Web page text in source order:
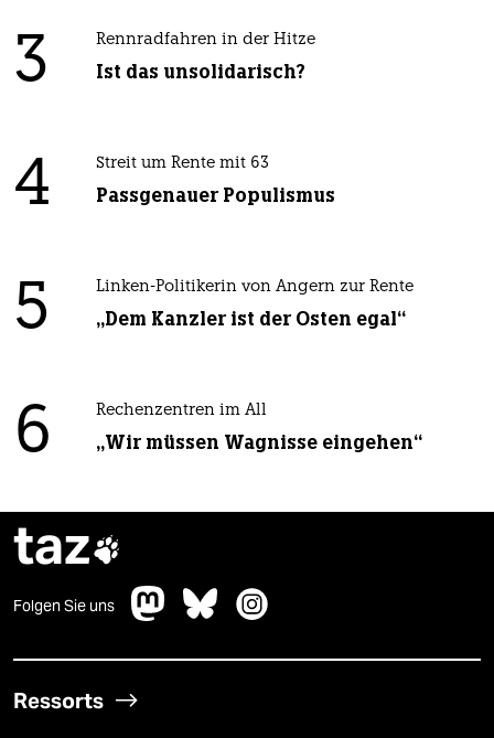
3 Rennradfahren in der Hitze
Ist das unsolidarisch?
4 Streit um Rente mit 63
Passgenauer Populismus
5 Linken-Politikerin von Angern zur Rente
„Dem Kanzler ist der Osten egal“
6 Rechenzentren im All
„Wir müssen Wagnisse eingehen“
taz
Folgen Sie uns
Ressorts